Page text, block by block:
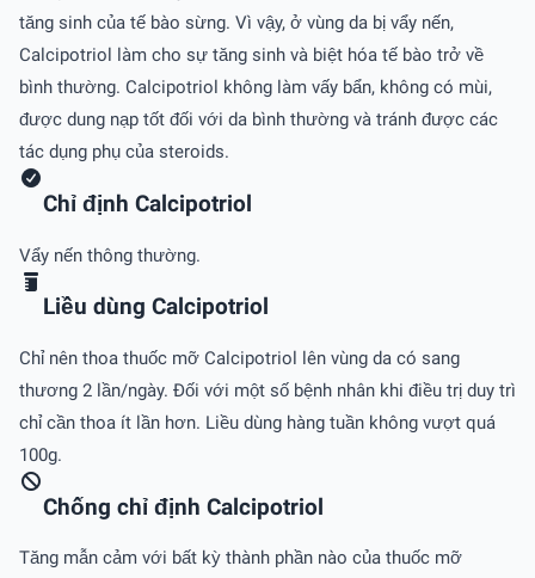
tăng sinh của tế bào sừng. Vì vậy, ở vùng da bị vẩy nến,
Calcipotriol làm cho sự tăng sinh và biệt hóa tế bào trở về
bình thường. Calcipotriol không làm vấy bẩn, không có mùi,
được dung nạp tốt đối với da bình thường và tránh được các
tác dụng phụ của steroids.
Chỉ định Calcipotriol
Vẩy nến thông thường.
Liều dùng Calcipotriol
Chỉ nên thoa thuốc mỡ Calcipotriol lên vùng da có sang
thương 2 lần/ngày. Ðối với một số bệnh nhân khi điều trị duy trì
chỉ cần thoa ít lần hơn. Liều dùng hàng tuần không vượt quá
100g.
Chống chỉ định Calcipotriol
Tăng mẫn cảm với bất kỳ thành phần nào của thuốc mỡ